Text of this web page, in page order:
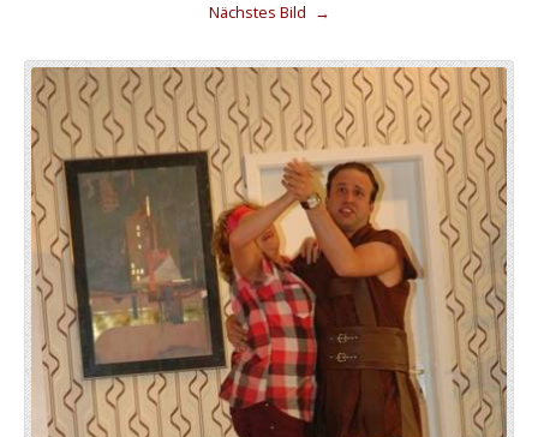
Nächstes Bild →